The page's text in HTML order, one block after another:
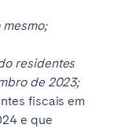
residentes
de 2023;
fiscais em
e que